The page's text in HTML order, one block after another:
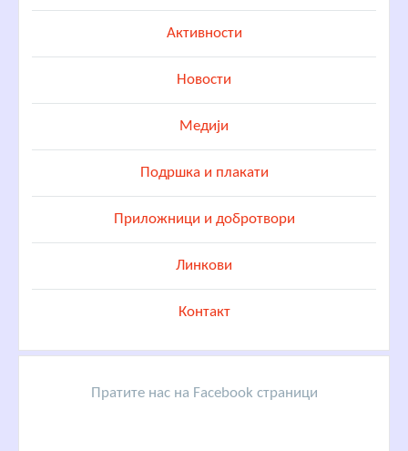
Активности
Новости
Медији
Подршка и плакати
Приложници и добротвори
Линкови
Контакт
Пратите нас на Facebook страници